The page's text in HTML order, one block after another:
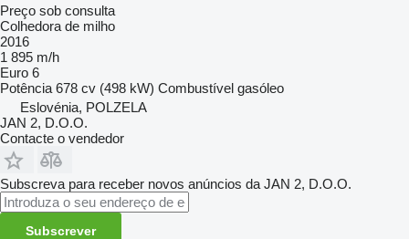
Preço sob consulta
Colhedora de milho
2016
1 895 m/h
Euro 6
Potência 678 cv (498 kW) Combustível gasóleo
Eslovénia, POLZELA
JAN 2, D.O.O.
Contacte o vendedor
Subscreva para receber novos anúncios da JAN 2, D.O.O.
Subscrever